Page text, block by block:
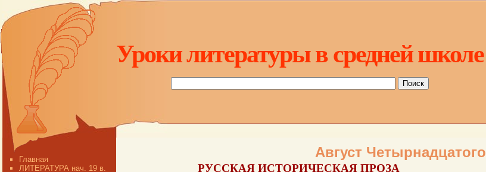
Уроки литературы в средней школе
Главная
ЛИТЕРАТУРА нач. 19 в.
Август Четырнадцатого
РУССКАЯ ИСТОРИЧЕСКАЯ ПРОЗА